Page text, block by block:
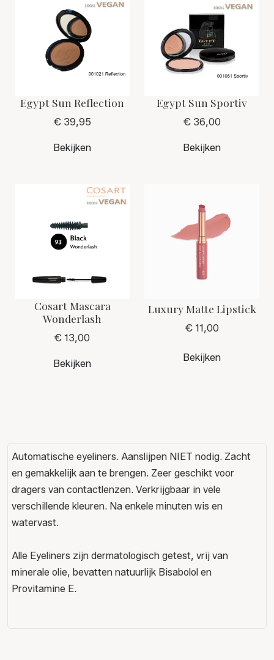
Egypt Sun Reflection
€ 39,95
Bekijken
Egypt Sun Sportiv
€ 36,00
Bekijken
Cosart Mascara
Wonderlash
€ 13,00
Bekijken
Luxury Matte Lipstick
€ 11,00
Bekijken
Automatische eyeliners. Aanslijpen NIET nodig. Zacht
en gemakkelijk aan te brengen. Zeer geschikt voor
dragers van contactlenzen. Verkrijgbaar in vele
verschillende kleuren. Na enkele minuten wis en
watervast.
Alle Eyeliners zijn dermatologisch getest, vrij van
minerale olie, bevatten natuurlijk Bisabolol en
Provitamine E.